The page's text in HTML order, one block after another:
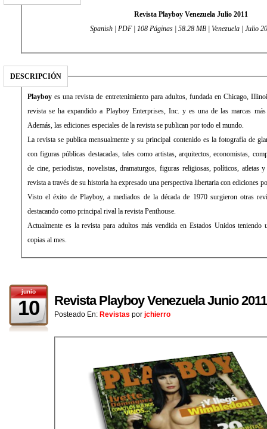
Revista Playboy Venezuela Julio 2011
Spanish | PDF | 108 Páginas | 58.28 MB | Venezuela | Julio
DESCRIPCIÓN
Playboy es una revista de entretenimiento para adultos, fundada en Chicago,
revista se ha expandido a Playboy Enterprises, Inc. y es una de las marcas
Además, las ediciones especiales de la revista se publican por todo el mundo.
La revista se publica mensualmente y su principal contenido es la fotografía de
con figuras públicas destacadas, tales como artistas, arquitectos, economistas,
de cine, periodistas, novelistas, dramaturgos, figuras religiosas, políticos, atletas
revista a través de su historia ha expresado una perspectiva libertaria con ediciones
Visto el éxito de Playboy, a mediados de la década de 1970 surgieron otras
destacando como principal rival la revista Penthouse.
Actualmente es la revista para adultos más vendida en Estados Unidos
copias al mes.
junio
10 Revista Playboy Venezuela Junio 2011
Posteado En: Revistas por jchierro